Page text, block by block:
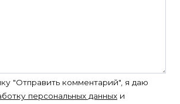
"Отправить комментарий", я даю
персональных данных и